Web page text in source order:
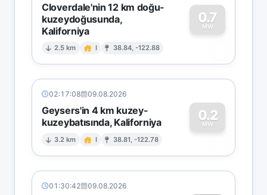
Cloverdale'nin 12 km doğu-
kuzeydoğusunda,
Kaliforniya
2.5 km I 38.84, -122.88
0.7
MW
0
02:17:08 09.08.2026
Geysers'in 4 km kuzey-
kuzeybatısında, Kaliforniya
3.2 km I 38.81, -122.78
0.2
MW
0
01:30:42 09.08.2026